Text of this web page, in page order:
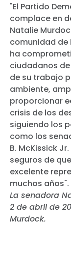
"El Partido
complace en
Natalie
comunidad de
ha
ciudadanos
de su trabajo
ambiente,
proporcionar
crisis de los
siguiendo los
como los
B. McKissick
seguros de
excelente
muchos años".
La senadora
2 de abril de
Murdock.